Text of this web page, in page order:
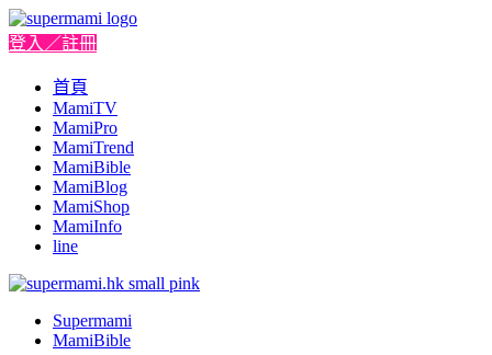
登入／註冊
首頁
MamiTV
MamiPro
MamiTrend
MamiBible
MamiBlog
MamiShop
MamiInfo
line
Supermami
MamiBible